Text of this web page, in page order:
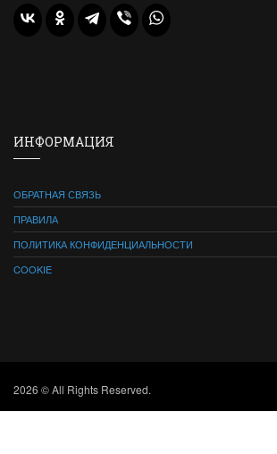
ИНФОРМАЦИЯ
ОБРАТНАЯ СВЯЗЬ
ПРАВИЛА
ПОЛИТИКА КОНФИДЕНЦИАЛЬНОСТИ
COOKIE
2026 © All Rights Reserved.